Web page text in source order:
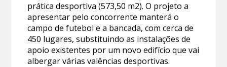
prática desportiva (573,50 m2). O projeto a
apresentar pelo concorrente manterá o
campo de futebol e a bancada, com cerca de
450 lugares, substituindo as instalações de
apoio existentes por um novo edifício que vai
albergar várias valências desportivas.